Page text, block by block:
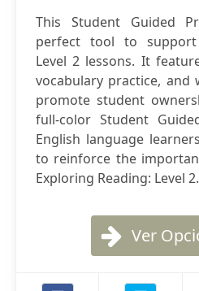
This Student Guided
perfect tool to support
Level 2 lessons. It
vocabulary practice,
promote student
full-color Student
English language
to reinforce the
Exploring Reading: Level 2.
Ver